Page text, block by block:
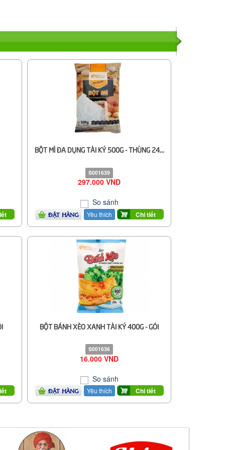
BỘT MÌ ĐA DỤNG TÀI KÝ 500G - THÙNG 24...
S001639
297.000 VND
So sánh
ĐẶT HÀNG Yêu thích Chi tiết
BỘT BÁNH XÈO XANH TÀI KÝ 400G - GÓI
S001636
16.000 VND
So sánh
ĐẶT HÀNG Yêu thích Chi tiết